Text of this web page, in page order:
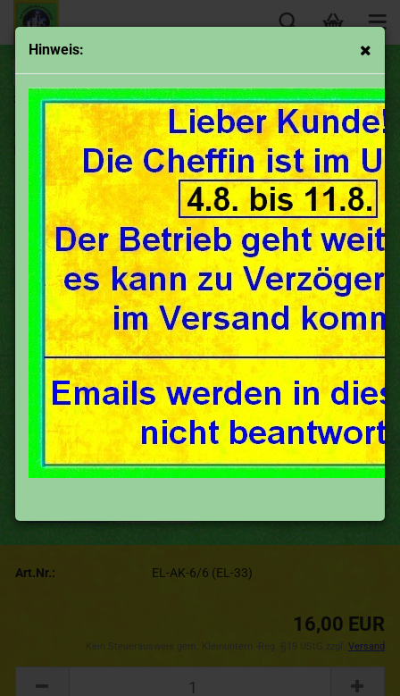
Hinweis:
« Erster « zurück weiter »
Letzter »
36
Artikel in dieser Kategorie
Akku, Batterie, Gel-Blei-Akku passend zu unserem
Batteriegehäuse---6AH---
Art.Nr.: EL-AK-6/6 (EL-33)
16,00 EUR
Versand